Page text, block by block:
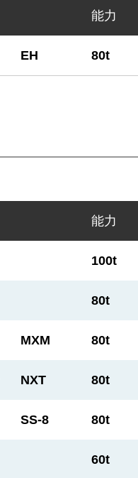
能力
EH 80t
能力
100t
80t
MXM 80t
NXT 80t
SS-8 80t
60t